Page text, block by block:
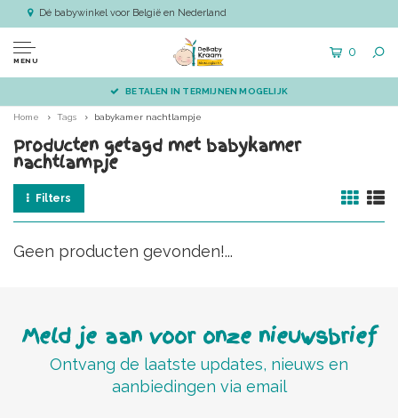
Dé babywinkel voor België en Nederland
MENU
0
BETALEN IN TERMIJNEN MOGELIJK
Home Tags babykamer nachtlampje
Producten getagd met babykamer
nachtlampje
Filters
Geen producten gevonden!...
Meld je aan voor onze nieuwsbrief
Ontvang de laatste updates, nieuws en
aanbiedingen via email